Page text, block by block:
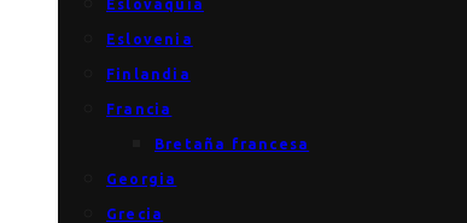
Eslovaquia
Eslovenia
Finlandia
Francia
Bretaña francesa
Georgia
Grecia